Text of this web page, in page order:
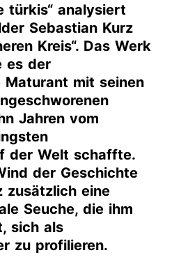
türkis“ analysiert
Sebastian Kurz
Kreis“. Das Werk
es der
mit seinen
Jahren vom
der Welt schaffte.
der Geschichte
zusätzlich eine
Seuche, die ihm
sich als
zu profilieren.